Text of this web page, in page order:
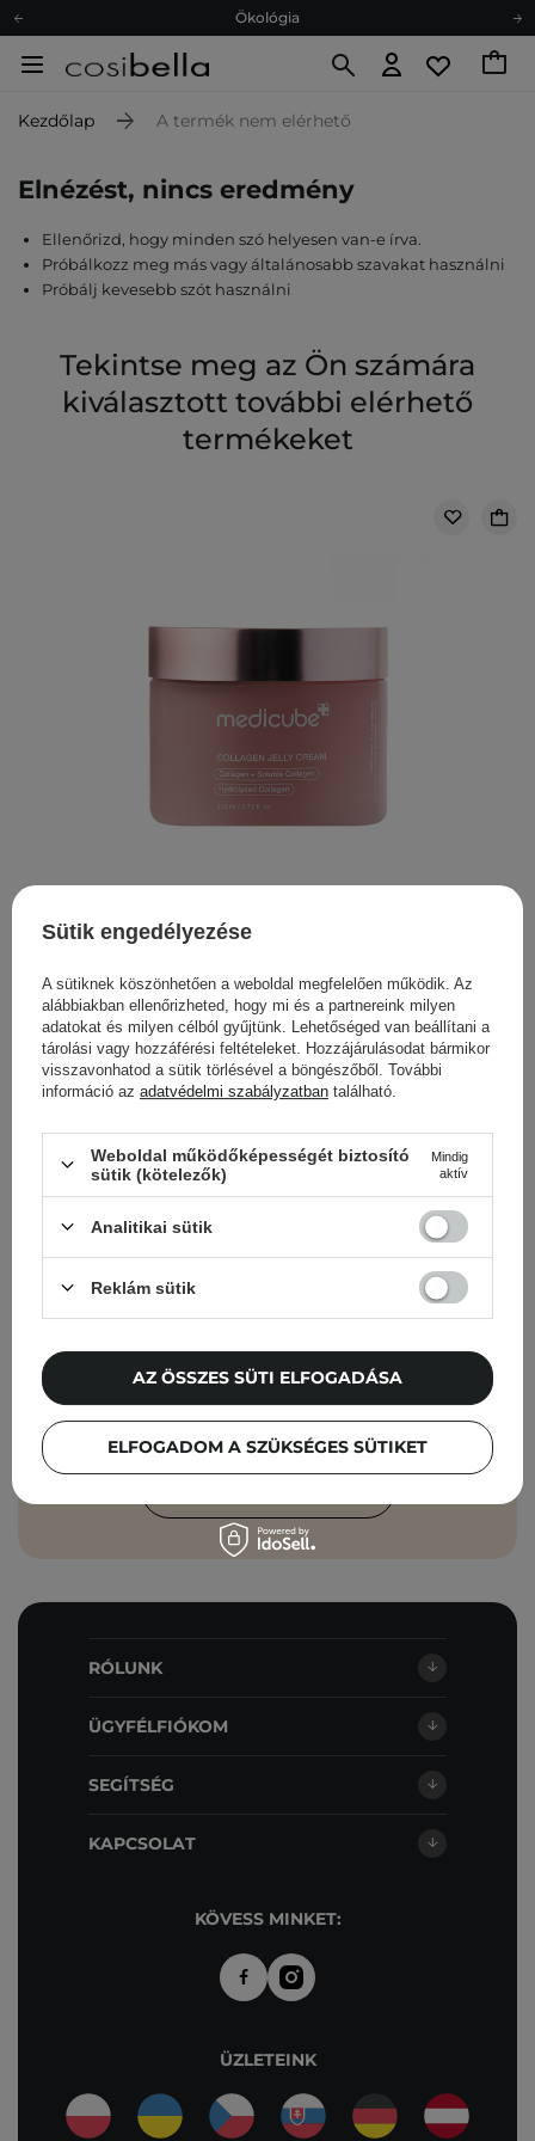
Ökológia
Hűségprogram
Ajándékkártya
Kezdőlap A termék nem elérhető
Elnézést, nincs eredmény
Ellenőrizd, hogy minden szó helyesen van-e írva.
Próbálkozz meg más vagy általánosabb szavakat használni
Próbálj kevesebb szót használni
Tekintse meg az Ön számára
kiválasztott további elérhető
termékeket
Medicube - Collagen Jelly Cream - Feszesítő Arckrém -
7 500,00 Ft
Cosibella hírlevél
Bőrápolási ellenőrzőlisták, szakértői
tanácsok, szépségápolási újdonságok –
Add meg az e-mail címedet
Elfogadom, hogy marketingüzeneteket
kapjak, és hogy adataimat a Cosibella
sp. z o.o. azAdatvédelmi Irányelveknek
megfelelően feldolgozza.
RÓLUNK
ÜGYFÉLFIÓKOM
SEGÍTSÉG
KAPCSOLAT
KÖVESS MINKET:
ÜZLETEINK
Sütik engedélyezése
A sütiknek köszönhetően a weboldal megfelelően működik. Az
alábbiakban ellenőrizheted, hogy mi és a partnereink milyen
adatokat és milyen célból gyűjtünk. Lehetőséged van beállítani a
tárolási vagy hozzáférési feltételeket. Hozzájárulásodat bármikor
visszavonhatod a sütik törlésével a böngészőből. További
információ az adatvédelmi szabályzatban található.
Weboldal működőképességét biztosító
sütik (kötelezők)
Mindig
aktív
Analitikai sütik
Reklám sütik
ELFOGADOM A SZÜKSÉGES SÜTIKET
AZ ÖSSZES SÜTI ELFOGADÁSA